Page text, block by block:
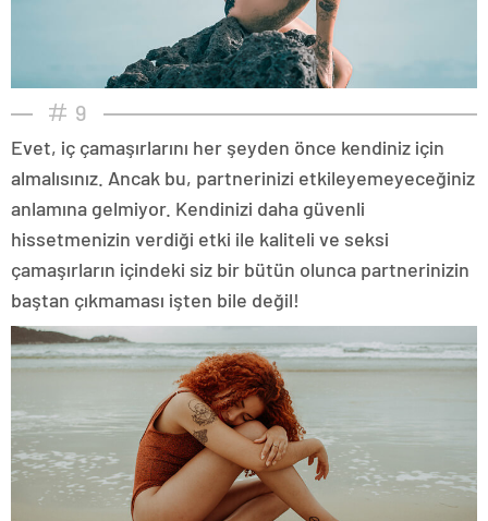
9
Evet, iç çamaşırlarını her şeyden önce kendiniz için
almalısınız. Ancak bu, partnerinizi etkileyemeyeceğiniz
anlamına gelmiyor. Kendinizi daha güvenli
hissetmenizin verdiği etki ile kaliteli ve seksi
çamaşırların içindeki siz bir bütün olunca partnerinizin
baştan çıkmaması işten bile değil!